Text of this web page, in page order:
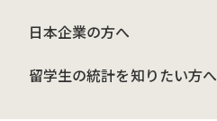
日本企業の方へ
留学生の統計を知りたい方へ